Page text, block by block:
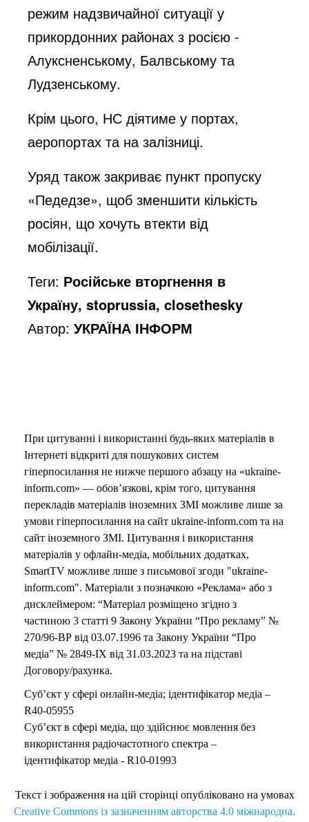
режим надзвичайної ситуації у
прикордонних районах з росією -
Алуксненському, Балвському та
Лудзенському.
Крім цього, НС діятиме у портах,
аеропортах та на залізниці.
Уряд також закриває пункт пропуску
«Педедзе», щоб зменшити кількість
росіян, що хочуть втекти від
мобілізації.
Теги: Російське вторгнення в
Україну, stoprussia, closethesky
Автор:УКРАЇНА ІНФОРМ
При цитуванні і використанні будь-яких матеріалів в
Інтернеті відкриті для пошукових систем
гіперпосилання не нижче першого абзацу на «ukraine-
inform.com» — обов’язкові, крім того, цитування
перекладів матеріалів іноземних ЗМІ можливе лише за
умови гіперпосилання на сайт ukraine-inform.com та на
сайт іноземного ЗМІ. Цитування і використання
матеріалів у офлайн-медіа, мобільних додатках,
SmartTV можливе лише з письмової згоди "ukraine-
inform.com". Матеріали з позначкою «Реклама» або з
дисклеймером: “Матеріал розміщено згідно з
частиною 3 статті 9 Закону України “Про рекламу” №
270/96-ВР від 03.07.1996 та Закону України “Про
медіа” № 2849-IX від 31.03.2023 та на підставі
Договору/рахунка.
Суб’єкт у сфері онлайн-медіа; ідентифікатор медіа –
R40-05955
Суб’єкт в сфері медіа, що здійснює мовлення без
використання радіочастотного спектра –
ідентифікатор медіа - R10-01993
Текст і зображення на цій сторінці опубліковано на умовах
Creative Commons із зазначенням авторства 4.0 міжнародна.